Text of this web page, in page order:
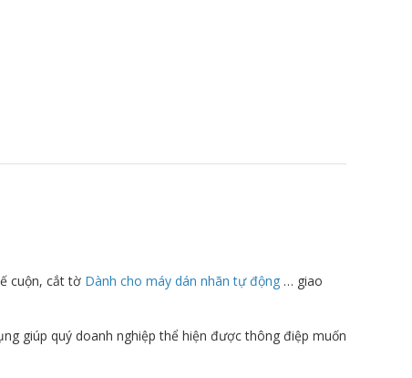
cuộn, cắt tờ Dành cho máy dán nhãn tự động … giao
giúp quý doanh nghiệp thể hiện được thông điệp muốn